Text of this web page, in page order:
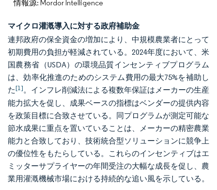
情報源: Mordor Intelligence
マイクロ灌漑導入に対する政府補助金
連邦政府の保全資金の増加により、中規模農業者にとって
初期費用の負担が軽減されている。2024年度において、米
国農務省（USDA）の環境品質インセンティブプログラム
は、効率化推進のためのシステム費用の最大75%を補助し
た[1]。インフレ削減法による複数年保証はメーカーの生産
能力拡大を促し、成果ベースの指標はベンダーの提供内容
を政策目標に合致させている。同プログラムが測定可能な
節水成果に重点を置いていることは、メーカーの精密農業
能力と合致しており、技術統合型ソリューションに競争上
の優位性をもたらしている。これらのインセンティブはエ
ミッターサプライヤーの年間受注の大幅な成長を促し、農
業用灌漑機械市場における持続的な追い風を示している。